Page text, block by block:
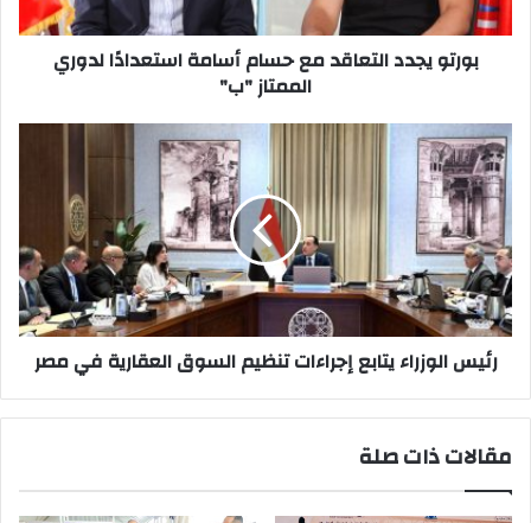
لدوري
الممتاز
بورتو يجدد التعاقد مع حسام أسامة استعدادًا لدوري
الممتاز "ب"
رئيس
الوزراء
يتابع
إجراءات
تنظيم
السوق
العقارية
في
مصر
رئيس الوزراء يتابع إجراءات تنظيم السوق العقارية في مصر
مقالات ذات صلة